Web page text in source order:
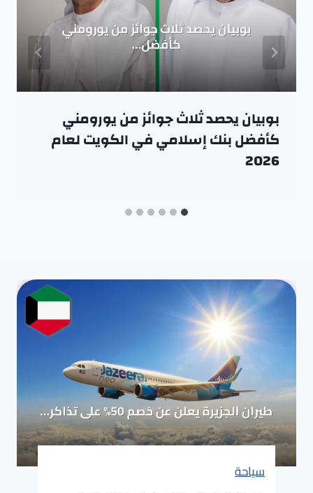
بوبيان يحصد ثلاث جوائز من يورومني
كأفضل بنك إسلامي في الكويت لعام
2026
سياحة